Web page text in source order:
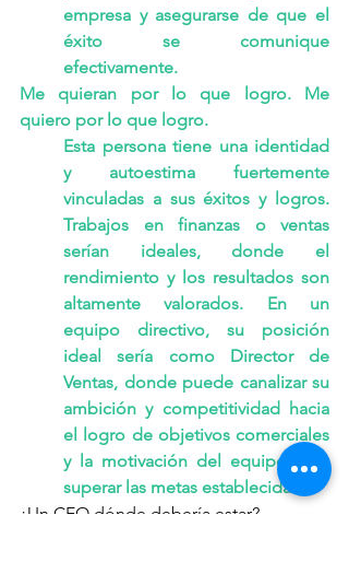
empresa y asegurarse de que el
éxito se comunique
efectivamente.
Me quieran por lo que logro. Me
quiero por lo que logro.
Esta persona tiene una identidad
y autoestima fuertemente
vinculadas a sus éxitos y logros.
Trabajos en finanzas o ventas
serían ideales, donde el
rendimiento y los resultados son
altamente valorados. En un
equipo directivo, su posición
ideal sería como Director de
Ventas, donde puede canalizar su
ambición y competitividad hacia
el logro de objetivos comerciales
y la motivación del equipo para
superar las metas establecidas.
¿Un CEO dónde debería estar?